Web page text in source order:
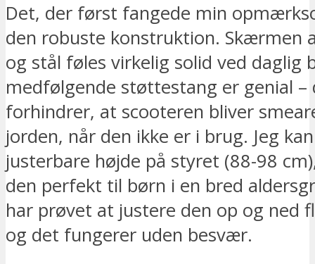
Det, der først fangede min
den robuste konstruktion. Skærmen
og stål føles virkelig solid ved daglig
medfølgende støttestang er genial –
forhindrer, at scooteren bliver
jorden, når den ikke er i brug. Jeg
justerbare højde på styret (88-98
den perfekt til børn i en bred
har prøvet at justere den op og ned
og det fungerer uden besvær.